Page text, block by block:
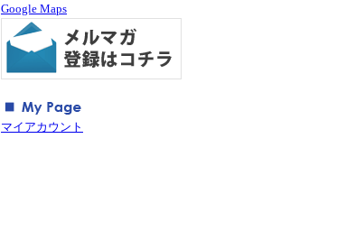
Google Maps
マイアカウント